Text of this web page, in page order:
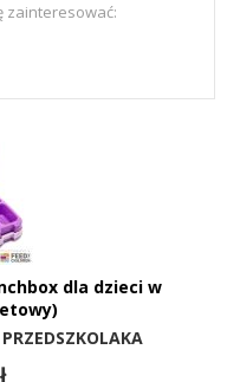
zainteresować:
dla dzieci w